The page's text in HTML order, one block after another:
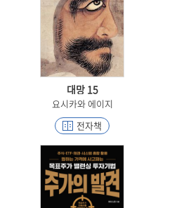
대망 15
요시카와 에이지
전자책